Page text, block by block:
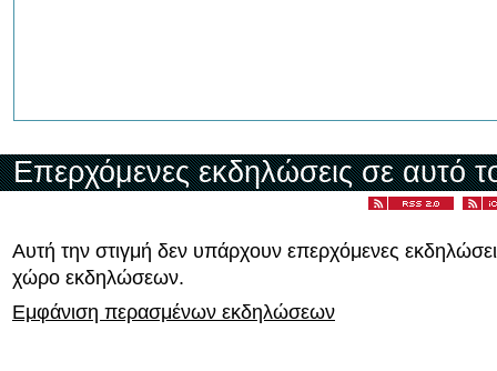
Επερχόμενες εκδηλώσεις σε αυτό
Αυτή την στιγμή δεν υπάρχουν επερχόμενες
χώρο εκδηλώσεων.
Εμφάνιση περασμένων εκδηλώσεων